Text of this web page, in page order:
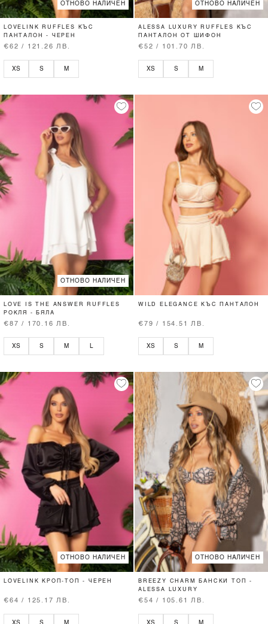
ОТНОВО НАЛИЧЕН
LOVELINK RUFFLES КЪС
ПАНТАЛОН - ЧЕРЕН
€62 / 121.26 ЛВ.
XS S M
ОТНОВО НАЛИЧЕН
ALESSA LUXURY RUFFLES КЪС
ПАНТАЛОН ОТ ШИФОН
€52 / 101.70 ЛВ.
XS S M
ОТНОВО НАЛИЧЕН
LOVE IS THE ANSWER RUFFLES
РОКЛЯ - БЯЛА
€87 / 170.16 ЛВ.
XS S M
WILD ELEGANCE КЪС ПАНТАЛОН
€79 / 154.51 ЛВ.
XS S M
ОТНОВО НАЛИЧЕН
LOVELINK КРОП-ТОП - ЧЕРЕН
€64 / 125.17 ЛВ.
ОТНОВО НАЛИЧЕН
BREEZY CHARM БАНСКИ ТОП -
ALESSA LUXURY
€54 / 105.61 ЛВ.